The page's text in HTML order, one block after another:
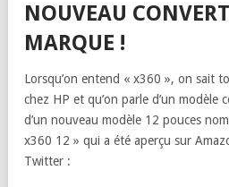
NOUVEAU
MARQUE !
Lorsqu’on entend « x360 », on sait
chez HP et qu’on parle d’un modèle
d’un nouveau modèle 12 pouces
x360 12 » qui a été aperçu sur
Twitter :